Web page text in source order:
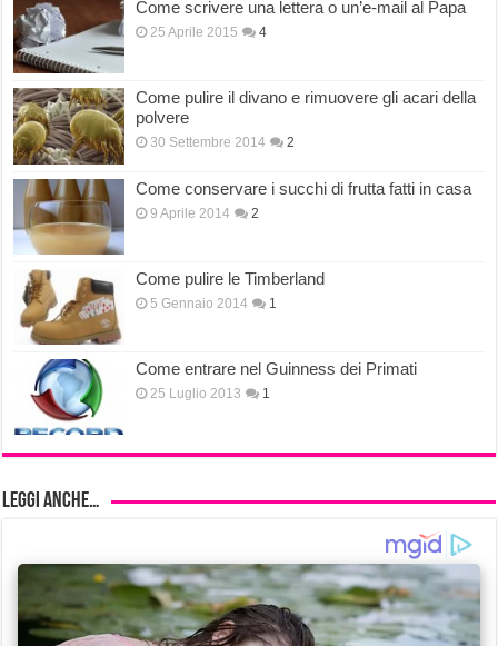
Come scrivere una lettera o un’e-mail al Papa
25 Aprile 2015 4
Come pulire il divano e rimuovere gli acari della
polvere
30 Settembre 2014 2
Come conservare i succhi di frutta fatti in casa
9 Aprile 2014 2
Come pulire le Timberland
5 Gennaio 2014 1
Come entrare nel Guinness dei Primati
25 Luglio 2013 1
Leggi anche…